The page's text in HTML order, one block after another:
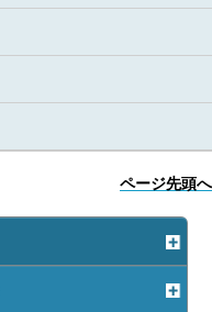
ページ先頭へ